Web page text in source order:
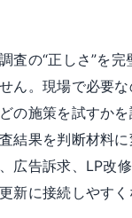
査の“正しさ”を完
ん。現場で必要
の施策を試すか
結果を判断材料
広告訴求、LP改
新に接続しやすく